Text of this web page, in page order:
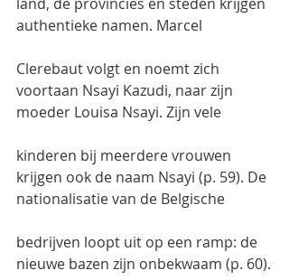
authentieke namen. Marcel
Clerebaut volgt en noemt zich
voortaan Nsayi Kazudi, naar zijn
moeder Louisa Nsayi. Zijn vele
kinderen bij meerdere vrouwen
krijgen ook de naam Nsayi (p. 59). De
nationalisatie van de Belgische
bedrijven loopt uit op een ramp: de
nieuwe bazen zijn onbekwaam (p. 60).